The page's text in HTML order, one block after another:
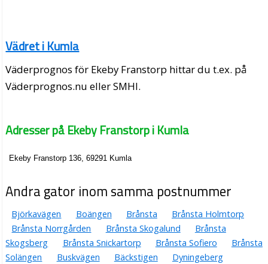
Vädret i Kumla
Väderprognos för Ekeby Franstorp hittar du t.ex. på
Väderprognos.nu eller SMHI.
Adresser på Ekeby Franstorp i Kumla
Ekeby Franstorp 136, 69291 Kumla
Andra gator inom samma postnummer
Björkavägen Boängen Brånsta
Brånsta Holmtorp
Brånsta Norrgården
Brånsta Skogalund
Brånsta
Skogsberg
Brånsta Snickartorp Brånsta Sofiero
Brånsta
Solängen
Buskvägen Bäckstigen
Dyningeberg